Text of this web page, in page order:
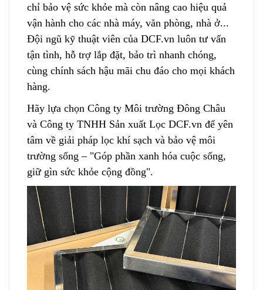
chỉ bảo vệ sức khỏe mà còn nâng cao hiệu quả
vận hành cho các nhà máy, văn phòng, nhà ở...
Đội ngũ kỹ thuật viên của DCF.vn luôn tư vấn
tận tình, hỗ trợ lắp đặt, bảo trì nhanh chóng,
cùng chính sách hậu mãi chu đáo cho mọi khách
hàng.
Hãy lựa chọn Công ty Môi trường Đông Châu
và Công ty TNHH Sản xuất Lọc DCF.vn để yên
tâm về giải pháp lọc khí sạch và bảo vệ môi
trường sống – "Góp phần xanh hóa cuộc sống,
giữ gìn sức khỏe cộng đồng".